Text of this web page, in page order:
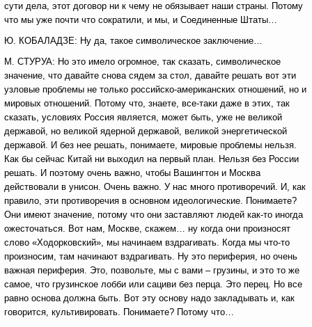
сути дела, этот договор ни к чему не обязывает наши страны. Потому
что мы уже почти что сократили, и мы, и Соединенные Штаты…
Ю. КОБАЛАДЗЕ: Ну да, такое символическое заключение…
М. СТУРУА: Но это имело огромное, так сказать, символическое
значение, что давайте снова сядем за стол, давайте решать вот эти
узловые проблемы не только российско-американских отношений, но и
мировых отношений. Потому что, знаете, все-таки даже в этих, так
сказать, условиях Россия является, может быть, уже не великой
державой, но великой ядерной державой, великой энергетической
державой. И без нее решать, понимаете, мировые проблемы нельзя.
Как бы сейчас Китай ни выходил на первый план. Нельзя без России
решать. И поэтому очень важно, чтобы Вашингтон и Москва
действовали в унисон. Очень важно. У нас много противоречий. И, как
правило, эти противоречия в основном идеологические. Понимаете?
Они имеют значение, потому что они заставляют людей как-то иногда
ожесточаться. Вот нам, Москве, скажем… ну когда они произносят
слово «Ходорковский», мы начинаем вздрагивать. Когда мы что-то
произносим, там начинают вздрагивать. Ну это периферия, но очень
важная периферия. Это, позвольте, мы с вами – грузины, и это то же
самое, что грузинское лобби или сациви без перца. Это перец. Но все
равно основа должна быть. Вот эту основу надо закладывать и, как
говорится, культивировать. Понимаете? Потому что…